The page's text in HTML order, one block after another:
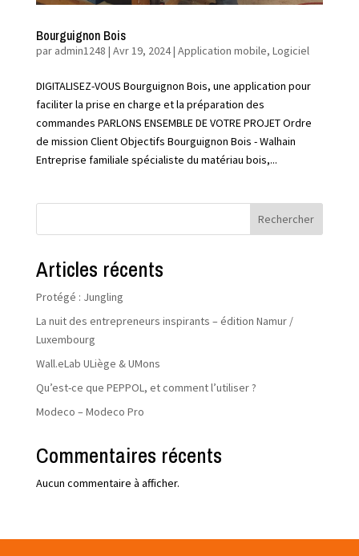
Bourguignon Bois
par admin1248 | Avr 19, 2024| Application mobile, Logiciel
DIGITALISEZ-VOUS Bourguignon Bois, une application pour
faciliter la prise en charge et la préparation des
commandes PARLONS ENSEMBLE DE VOTRE PROJET Ordre
de mission Client Objectifs Bourguignon Bois - Walhain
Entreprise familiale spécialiste du matériau bois,...
Rechercher
Articles récents
Protégé : Jungling
La nuit des entrepreneurs inspirants – édition Namur /
Luxembourg
Wall.eLab ULiège & UMons
Qu’est-ce que PEPPOL, et comment l’utiliser ?
Modeco – Modeco Pro
Commentaires récents
Aucun commentaire à afficher.